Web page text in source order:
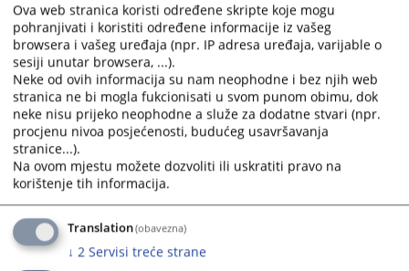
Trenutno nema vijesti
Ova web stranica koristi određene skripte koje mogu
pohranjivati i koristiti određene informacije iz vašeg
browsera i vašeg uređaja (npr. IP adresa uređaja, varijable o
sesiji unutar browsera, ...).
Neke od ovih informacija su nam neophodne i bez njih web
stranica ne bi mogla fukcionisati u svom punom obimu, dok
neke nisu prijeko neophodne a služe za dodatne stvari (npr.
procjenu nivoa posjećenosti, budućeg usavršavanja
stranice...).
Na ovom mjestu možete dozvoliti ili uskratiti pravo na
korištenje tih informacija.
Translation(obavezna)
↓ 2 Servisi treće strane